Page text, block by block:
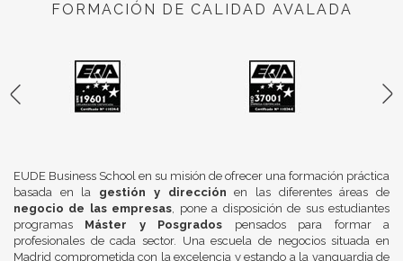
FORMACIÓN DE CALIDAD AVALADA
EUDE Business School en su misión de ofrecer una formación práctica
basada en la gestión y dirección en las diferentes áreas de
negocio de las empresas, pone a disposición de sus estudiantes
programas Máster y Posgrados pensados para formar a
profesionales de cada sector. Una escuela de negocios situada en
Madrid comprometida con la excelencia y estando a la vanguardia de